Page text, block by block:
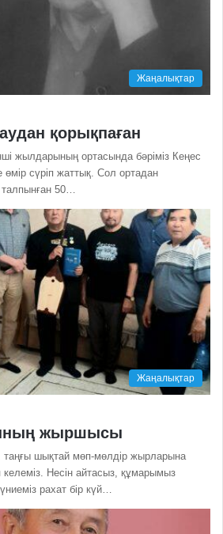
Жаңалықтар
қорықпаған
жылдарының ортасында бәріміз Кеңес
сүріп жаттық. Сол ортадан
50…
Жаңалықтар
жыршысы
таңғы шықтай мөп-мөлдір жырларына
Несін айтасыз, құмарымыз
рахат бір күй…